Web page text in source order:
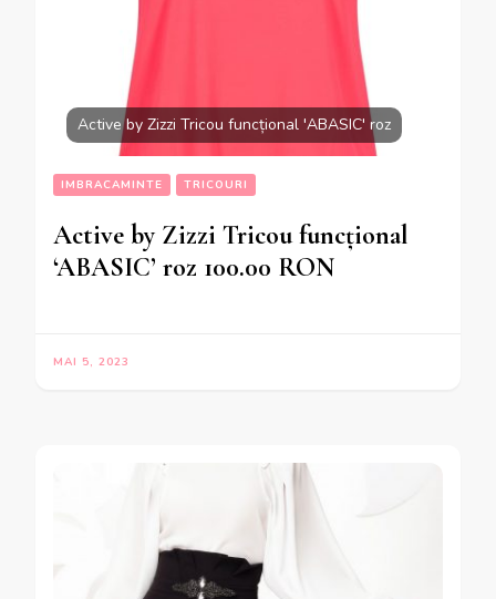
Active by Zizzi Tricou funcțional 'ABASIC' roz
IMBRACAMINTE TRICOURI
Active by Zizzi Tricou funcțional
‘ABASIC’ roz 100.00 RON
MAI 5, 2023